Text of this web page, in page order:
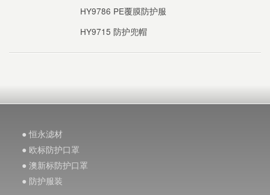
HY9786 PE覆膜防护服
HY9715 防护兜帽
● 恒永滤材
● 欧标防护口罩
● 澳新标防护口罩
● 防护服装